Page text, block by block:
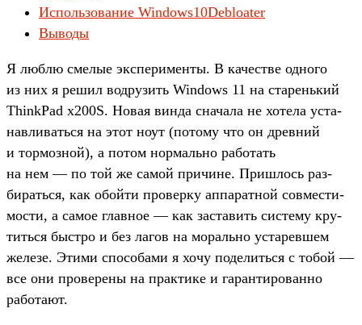
Использование Windows10Debloater
Выводы
Я люб­лю сме­лые экспе­римен­ты. В качес­тве одно­го
из них я решил вод­рузить Windows 11 на ста­рень­кий
ThinkPad x200S. Новая вин­да сна­чала не хотела уста­
нав­ливать­ся на этот ноут (потому что он древ­ний
и тор­мозной), а потом нор­маль­но работать
на нем — по той же самой при­чине. Приш­лось раз­
бирать­ся, как обой­ти про­вер­ку аппа­рат­ной сов­мести­
мос­ти, а самое глав­ное — как зас­тавить сис­тему кру­
тить­ся быс­тро и без лагов на мораль­но уста­рев­шем
железе. Эти­ми спо­соба­ми я хочу поделить­ся с тобой —
все они про­вере­ны на прак­тике и гаран­тирован­но
работа­ют.